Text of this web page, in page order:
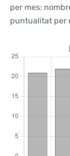
per mes:
puntualitat per